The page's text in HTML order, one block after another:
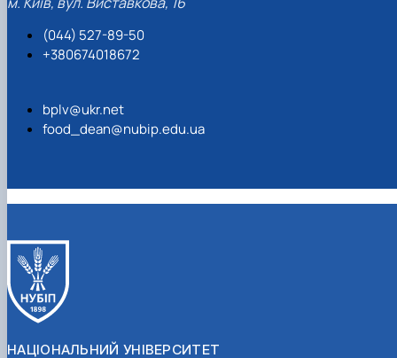
(044) 527-89-50
+380674018672
bplv@ukr.net
food_dean@nubip.edu.ua
НАЦІОНАЛЬНИЙ УНІВЕРСИТЕТ